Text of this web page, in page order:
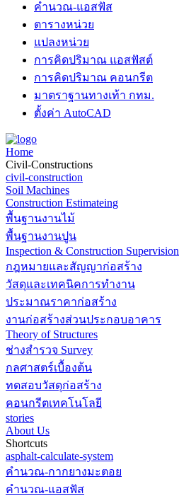
คำนวณ-แอสฟัส
ตารางหน่วย
แปลงหน่วย
การคิดปริมาณ แอสฟัสต์
การคิดปริมาณ คอนกรีต
มาตราฐานทางเท้า กทม.
ตั้งค่า AutoCAD
Home
Civil-Constructions
civil-construction
Soil Machines
Construction Estimateing
พื้นฐานงานไม้
พื้นฐานงานปูน
Inspection & Construction Supervision
กฎหมายและสัญญาก่อสร้าง
วัสดุและเทคนิคการทำงาน
ประมาณราคาก่อสร้าง
งานก่อสร้างส่วนประกอบอาคาร
Theory of Structures
ช่างสำรวจ Survey
กลศาสตร์เบื้องต้น
ทดสอบวัสดุก่อสร้าง
คอนกรีตเทคโนโลยี
stories
About Us
Shortcuts
asphalt-calculate-system
คำนวณ-กากยางมะตอย
คำนวณ-แอสฟัส